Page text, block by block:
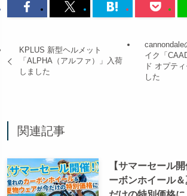
KPLUS 新型ヘルメット
「ALPHA（アルファ）」入荷
しました
cannondale
イク「
ド オプテ
した
関連記事
【サマーセール
ーボンホイール